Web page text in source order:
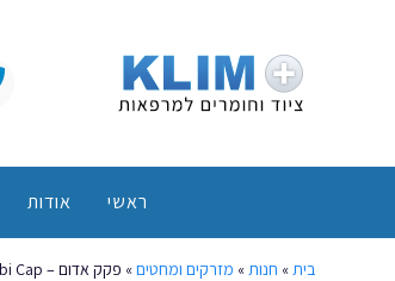
ראשי אודות
בית» חנות» מזרקים ומחטים» פקק אדום – Combi Cap – מארז 100 יחידות